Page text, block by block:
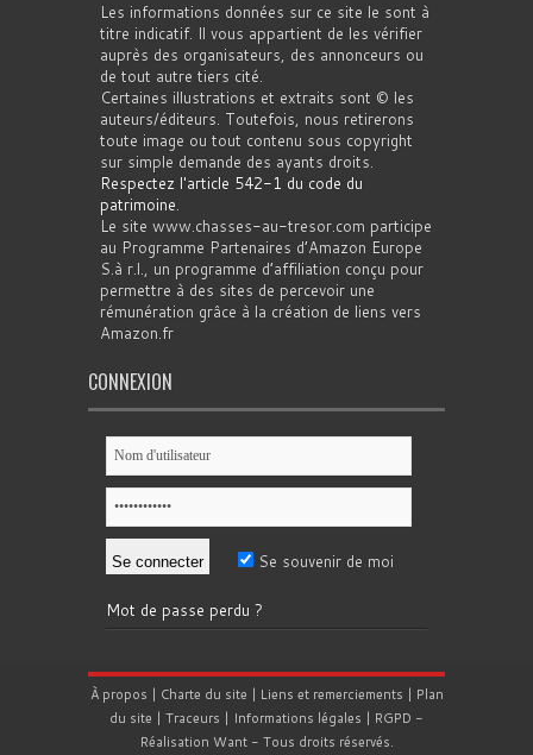
Les informations données sur ce site le sont à
titre indicatif. Il vous appartient de les vérifier
auprès des organisateurs, des annonceurs ou
de tout autre tiers cité.
Certaines illustrations et extraits sont © les
auteurs/éditeurs. Toutefois, nous retirerons
toute image ou tout contenu sous copyright
sur simple demande des ayants droits.
Respectez l'article 542-1 du code du
patrimoine.
Le site www.chasses-au-tresor.com participe
au Programme Partenaires d’Amazon Europe
S.à r.l., un programme d’affiliation conçu pour
permettre à des sites de percevoir une
rémunération grâce à la création de liens vers
Amazon.fr
CONNEXION
Se souvenir de moi
Mot de passe perdu ?
À propos | Charte du site | Liens et remerciements | Plan
du site | Traceurs | Informations légales | RGPD -
Réalisation Want- Tous droits réservés.